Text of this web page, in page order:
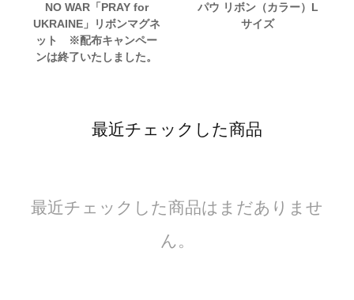
NO WAR「PRAY for
UKRAINE」リボンマグネ
ット ※配布キャンペー
ンは終了いたしました。
パウ リボン（カラー）L
サイズ
最近チェックした商品
最近チェックした商品はまだありませ
ん。